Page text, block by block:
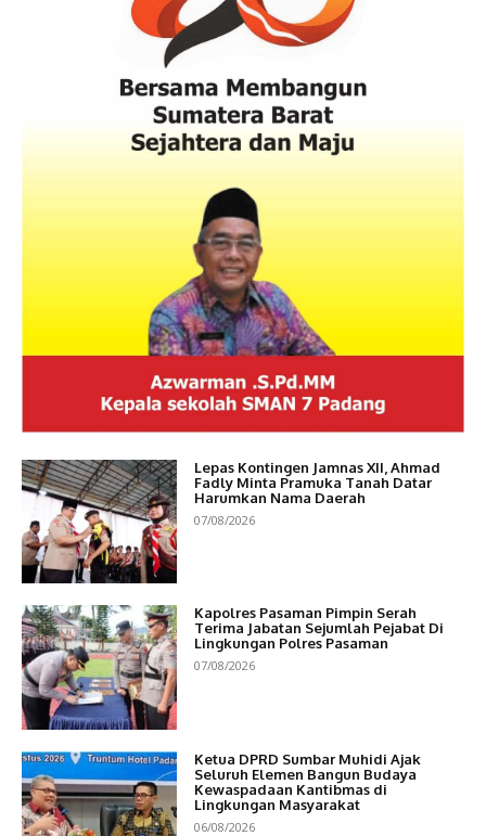
Lepas Kontingen Jamnas XII, Ahmad
Fadly Minta Pramuka Tanah Datar
Harumkan Nama Daerah
07/08/2026
Kapolres Pasaman Pimpin Serah
Terima Jabatan Sejumlah Pejabat Di
Lingkungan Polres Pasaman
07/08/2026
Ketua DPRD Sumbar Muhidi Ajak
Seluruh Elemen Bangun Budaya
Kewaspadaan Kantibmas di
Lingkungan Masyarakat
06/08/2026